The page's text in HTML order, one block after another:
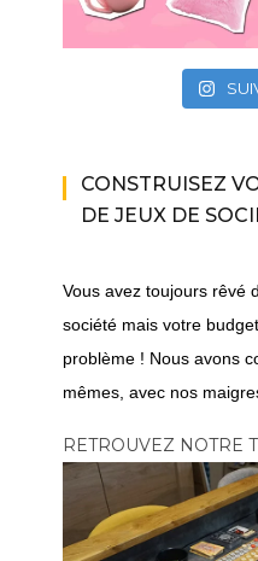
CONSTRUISEZ
DE JEUX DE
Vous avez toujours rêvé
société mais votre
problème ! Nous avons
mêmes, avec nos
RETROUVEZ NOTRE